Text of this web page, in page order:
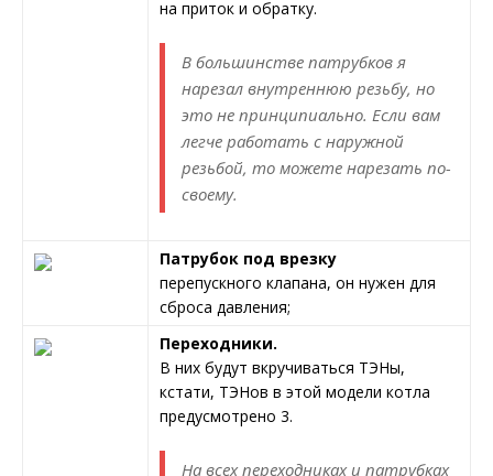
на приток и обратку.
В большинстве патрубков я
нарезал внутреннюю резьбу, но
это не принципиально. Если вам
легче работать с наружной
резьбой, то можете нарезать по-
своему.
Патрубок под врезку
перепускного клапана, он нужен для
сброса давления;
Переходники.
В них будут вкручиваться ТЭНы,
кстати, ТЭНов в этой модели котла
предусмотрено 3.
На всех переходниках и патрубках